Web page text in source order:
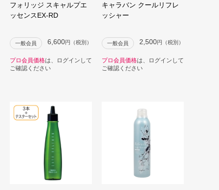
フォリッジ スキャルプエ
ッセンスEX-RD
一般会員 6,600円（税別）
プロ会員価格は、ログインして
ご確認ください
キャラバン クールリフレ
ッシャー
一般会員 2,500円（税別）
プロ会員価格は、ログインして
ご確認ください